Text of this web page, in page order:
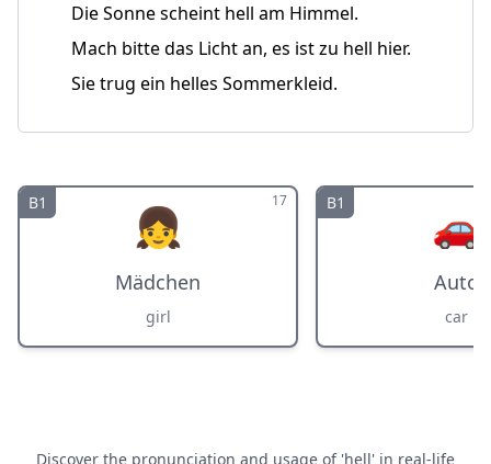
Die Sonne scheint hell am Himmel.
Mach bitte das Licht an, es ist zu hell hier.
Sie trug ein helles Sommerkleid.
B1 17
👧
Mädchen
girl
B1 🚗
Auto
car
Discover the pronunciation and usage of 'hell' in real-life